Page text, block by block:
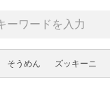
そうめん ズッキーニ